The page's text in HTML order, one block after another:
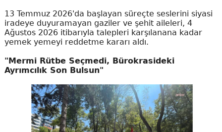
13 Temmuz 2026'da başlayan süreçte seslerini siyasi
iradeye duyuramayan gaziler ve şehit aileleri, 4
Ağustos 2026 itibarıyla talepleri karşılanana kadar
yemek yemeyi reddetme kararı aldı.
"Mermi Rütbe Seçmedi, Bürokrasideki
Ayrımcılık Son Bulsun"